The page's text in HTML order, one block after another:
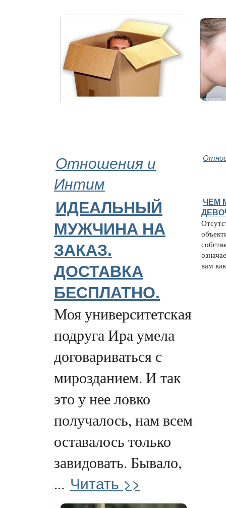
Отношения и
Интим
ИДЕАЛЬНЫЙ
МУЖЧИНA НА
ЗАКАЗ.
ДОСТАВКА
БЕСПЛАТНО.
Моя университетская
подруга Ира умела
договариваться с
мирозданием. И так
это у нее ловко
получалось, нам всем
оставалось только
завидовать. Бывало,
... Читать >>
ЧЕМ
вам